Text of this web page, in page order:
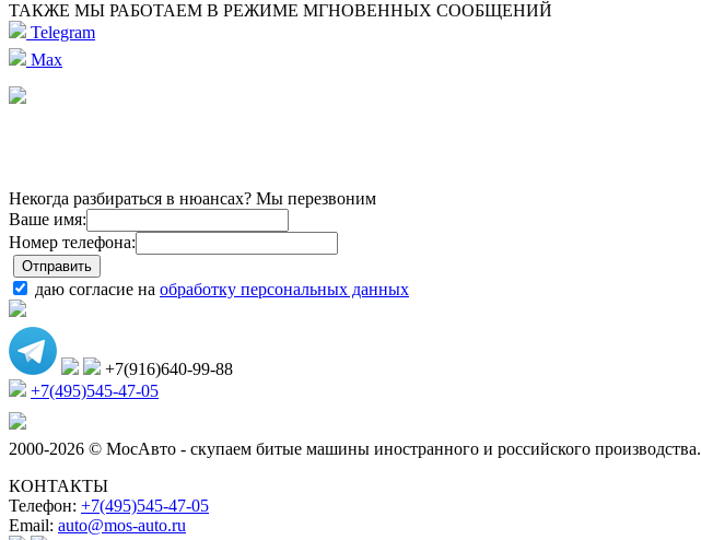
ТАКЖЕ МЫ РАБОТАЕМ В РЕЖИМЕ МГНОВЕННЫХ СООБЩЕНИЙ
Telegram
Max
Некогда разбираться в нюансах? Мы перезвоним
Ваше имя:
Номер телефона:
даю согласие на обработку персональных данных
+7(916)640-99-88
+7(495)545-47-05
2000-2026 © МосАвто - скупаем битые машины иностранного и российского производства.
КОНТАКТЫ
Телефон: +7(495)545-47-05
Email: auto@mos-auto.ru